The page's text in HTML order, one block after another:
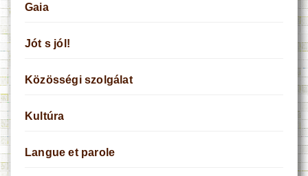
Gaia
Jót s jól!
Közösségi szolgálat
Kultúra
Langue et parole